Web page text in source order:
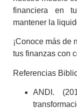
financiera en
mantener la
¡Conoce más de
tus finanzas con
Referencias
ANDI.